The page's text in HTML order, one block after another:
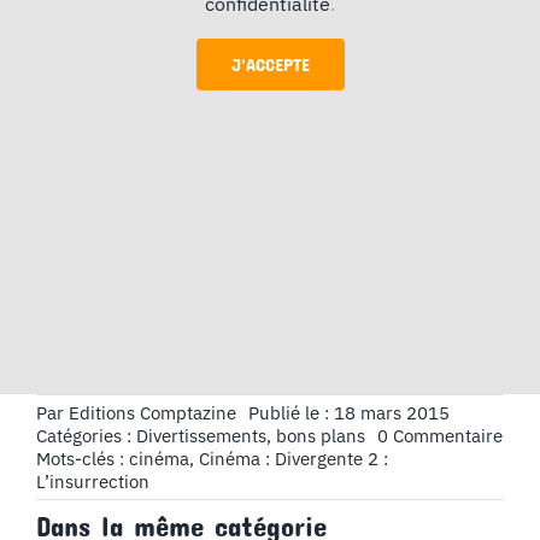
J'ACCEPTE
Par Editions Comptazine Publié le : 18 mars 2015
Catégories : Divertissements, bons plans 0 Commentaireon
Mots-clés : cinéma, Cinéma : Divergente 2 :
L’insurrection
Dans la même catégorie